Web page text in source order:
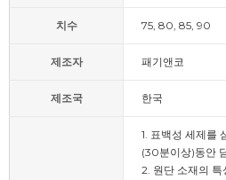
치수 75, 80, 85, 90
제조자 패기앤코
제조국 한국
1. 표백성 세제를
(30분이상)동안
2. 원단 소재의